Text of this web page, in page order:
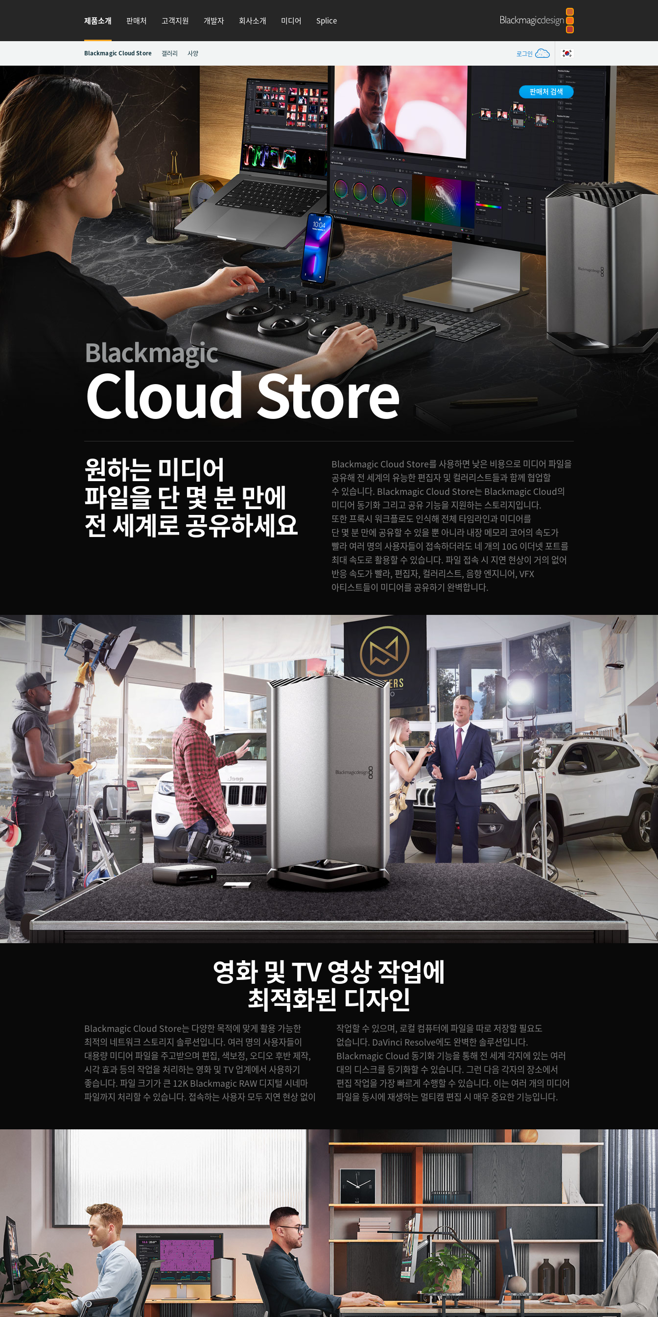
제품소개 판매처 고객지원 개발자 회사소개 미디어 Splice
로그인
Blackmagic Cloud Store 갤러리 사양
판매처 검색
Blackmagic
Cloud Store
원하는 미디어
파일을 단 몇 분 만에
전 세계로 공유하세요
Blackmagic Cloud Store를 사용하면 낮은 비용으로 미디어 파일을
공유해 전 세계의 유능한 편집자 및 컬러리스트들과 함께 협업할
수 있습니다. Blackmagic Cloud Store는 Blackmagic Cloud의
미디어 동기화 그리고 공유 기능을 지원하는 스토리지입니다.
또한 프록시 워크플로도 인식해 전체 타임라인과 미디어를
단 몇 분 만에 공유할 수 있을 뿐 아니라 내장 메모리 코어의 속도가
빨라 여러 명의 사용자들이 접속하더라도 네 개의 10G 이더넷 포트를
최대 속도로 활용할 수 있습니다. 파일 접속 시 지연 현상이 거의 없어
반응 속도가 빨라, 편집자, 컬러리스트, 음향 엔지니어, VFX
아티스트들이 미디어를 공유하기 완벽합니다.
영화 및 TV 영상 작업에
최적화된 디자인
Blackmagic Cloud Store는 다양한 목적에 맞게 활용 가능한
최적의 네트워크 스토리지 솔루션입니다. 여러 명의 사용자들이
대용량 미디어 파일을 주고받으며 편집, 색보정, 오디오 후반 제작,
시각 효과 등의 작업을 처리하는 영화 및 TV 업계에서 사용하기
좋습니다. 파일 크기가 큰 12K Blackmagic RAW 디지털 시네마
파일까지 처리할 수 있습니다. 접속하는 사용자 모두 지연 현상 없이
작업할 수 있으며, 로컬 컴퓨터에 파일을 따로 저장할 필요도
없습니다. DaVinci Resolve에도 완벽한 솔루션입니다.
Blackmagic Cloud 동기화 기능을 통해 전 세계 각지에 있는 여러
대의 디스크를 동기화할 수 있습니다. 그런 다음 각자의 장소에서
편집 작업을 가장 빠르게 수행할 수 있습니다. 이는 여러 개의 미디어
파일을 동시에 재생하는 멀티캠 편집 시 매우 중요한 기능입니다.